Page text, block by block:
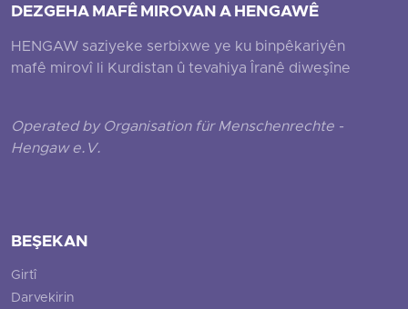
DEZGEHA MAFÊ MIROVAN A HENGAWÊ
HENGAW saziyeke serbixwe ye ku binpêkariyên
mafê mirovî li Kurdistan û tevahiya Îranê diweşîne
Operated by Organisation für Menschenrechte -
Hengaw e.V.
BEŞEKAN
Girtî
Darvekirin